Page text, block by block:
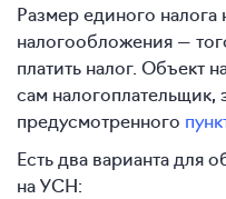
Размер единого
налогообложения —
платить налог. Объект
сам налогоплательщик,
предусмотренного
Есть два варианта для
на УСН: